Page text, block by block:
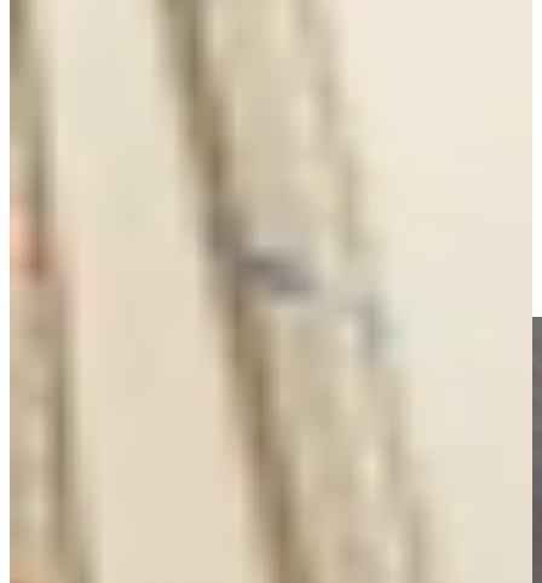
technologie. Ontdek hieronder welk systeem het beste bij jouw